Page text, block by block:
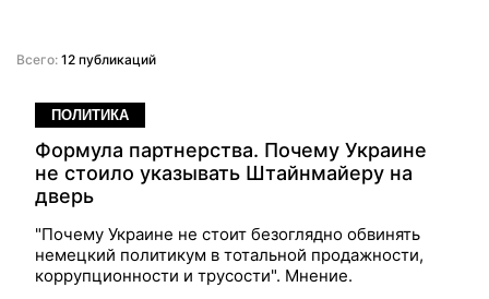
Всего: 12 публикаций
ПОЛИТИКА
Формула партнерства. Почему Украине
не стоило указывать Штайнмайеру на
дверь
"Почему Украине не стоит безоглядно обвинять
немецкий политикум в тотальной продажности,
коррупционности и трусости". Мнение.